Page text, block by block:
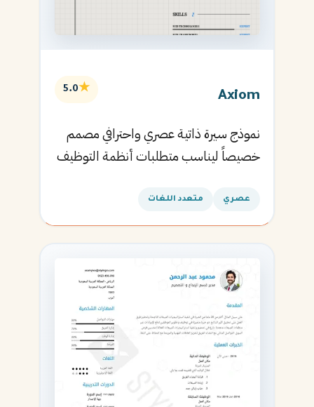
Axiom
★
5.0
نموذج سيرة ذاتية عصري واحترافي مصمم
خصيصاً ليناسب متطلبات أنظمة التوظيف
القادمة.
عصري متعدد اللغات